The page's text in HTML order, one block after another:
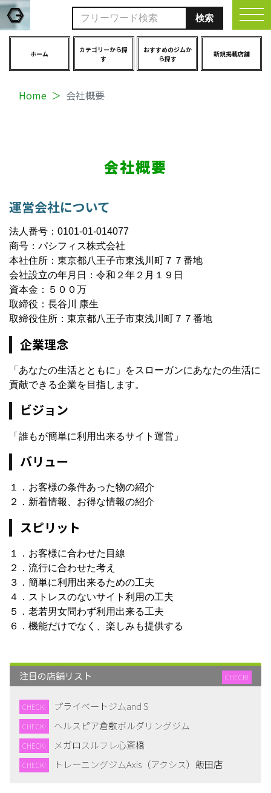
ホーム
カテゴリーから探
す
おすすめのジムか
ら探す
新規掲載店舗
Home 会社概要
会社概要
運営会社について
法人番号：0101-01-014077
商号：パシフィス株式会社
本社住所：東京都八王子市東浅川町７７番地
会社設立の年月日：令和２年２月１９日
資本金：５００万
取締役：長谷川 康生
取締役住所：東京都八王子市東浅川町７７番地
企業理念
「あなたの生活とともに」をスローガンにあなたの生活に
貢献できる企業を目指します。
ビジョン
「誰もが簡単に利用出来るサイト運営」
バリュー
１．お客様の条件あった物の紹介
２．新着情報、お得な情報の紹介
スピリット
１．お客様に合わせた目線
２．流行に合わせた考え
３．簡単に利用出来るための工夫
４．ストレスのないサイト利用の工夫
５．老若男女問わず利用出来る工夫
６．機能だけでなく、楽しみも提供する
注目の店舗リスト CHECK!
CHECK! プライベートジムand S
CHECK! ヘルスピア倉敷ボルダリングジム
CHECK! メガロスルフレ心斎橋
CHECK! トレーニングジムAxis（アクシス）飯田店